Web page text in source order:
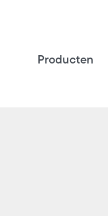
Producten